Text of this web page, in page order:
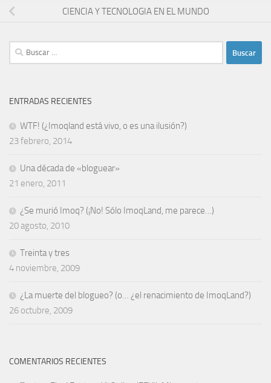
CIENCIA Y TECNOLOGIA EN EL MUNDO
Buscar:
ENTRADAS RECIENTES
WTF! (¿Imoqland está vivo, o es una ilusión?)
23 febrero, 2014
Una década de «bloguear»
21 enero, 2011
¿Se murió Imoq? (¡No! Sólo ImoqLand, me parece…)
20 agosto, 2010
Treinta y tres
4 noviembre, 2009
¿La muerte del blogueo? (o… ¿el renacimiento de ImoqLand?)
26 octubre, 2009
COMENTARIOS RECIENTES